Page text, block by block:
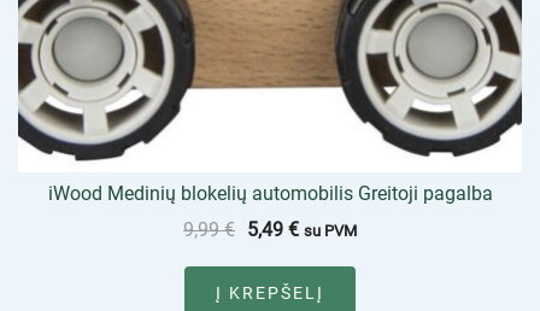
iWood Medinių blokelių automobilis Greitoji pagalba
9,99€ 5,49 € su PVM
Į KREPŠELĮ